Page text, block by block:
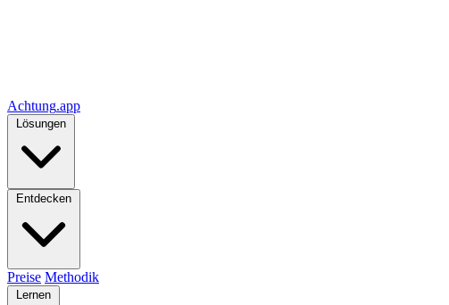
Achtung.app
Lösungen
Entdecken
Preise Methodik
Lernen